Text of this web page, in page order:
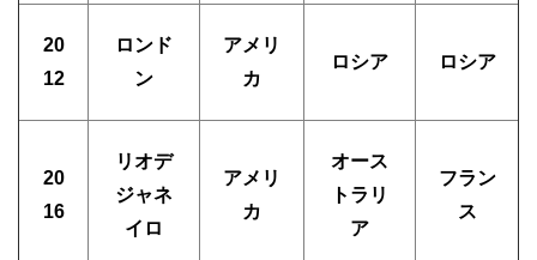
20
12
ロンド
ン
アメリ
カ
ロシア ロシア
20
16
リオデ
ジャネ
イロ
アメリ
カ
オース
トラリ
ア
フラン
ス